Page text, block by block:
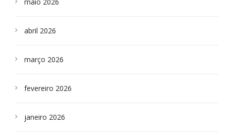
abril 2026
março 2026
fevereiro 2026
janeiro 2026